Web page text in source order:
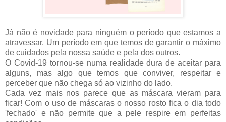
Já não é novidade para ninguém o período que estamos a
atravessar. Um período em que temos de garantir o máximo
de cuidados pela nossa saúde e pela dos outros.
O Covid-19 tornou-se numa realidade dura de aceitar para
alguns, mas algo que temos que conviver, respeitar e
perceber que não chega só ao vizinho do lado.
Cada vez mais nos parece que as máscara vieram para
ficar! Com o uso de máscaras o nosso rosto fica o dia todo
'fechado' e não permite que a pele respire em perfeitas